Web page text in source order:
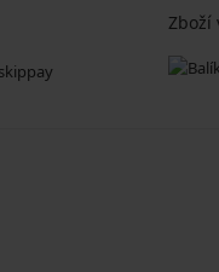
Zboží